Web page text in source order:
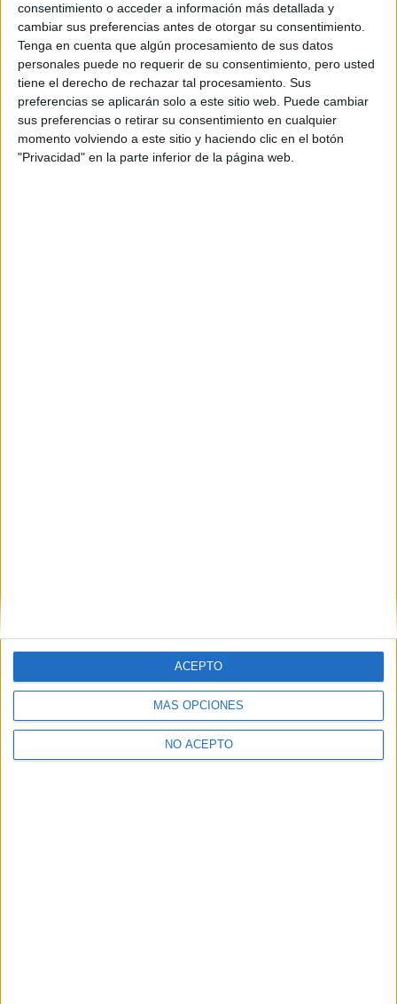
consentimiento o acceder a información más detallada y
cambiar sus preferencias antes de otorgar su consentimiento.
Tenga en cuenta que algún procesamiento de sus datos
personales puede no requerir de su consentimiento, pero usted
tiene el derecho de rechazar tal procesamiento. Sus
preferencias se aplicarán solo a este sitio web. Puede cambiar
sus preferencias o retirar su consentimiento en cualquier
momento volviendo a este sitio y haciendo clic en el botón
"Privacidad" en la parte inferior de la página web.
MÁS OPCIONES
NO ACEPTO
ACEPTO
Soy estudiante de:*
Términos y Condiciones de Uso
Aceptolos Términos y Condicionesde uso*
Y como regalo de agradecimiento, por registrarte te daremos
gratis una copia de nuestro ebook con 100 consejos para tu
primer año de universidad